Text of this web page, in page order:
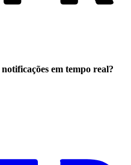
notificações em tempo real?